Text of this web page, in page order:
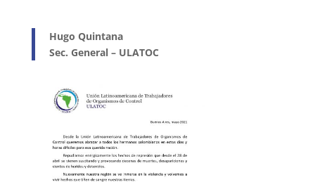
Hugo Quintana
Sec. General – ULATOC